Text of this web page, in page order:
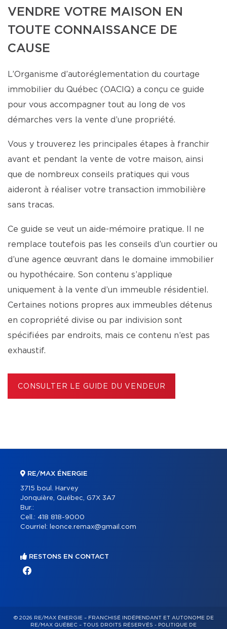
VENDRE VOTRE MAISON EN
TOUTE CONNAISSANCE DE
CAUSE
L’Organisme d’autoréglementation du courtage
immobilier du Québec (OACIQ) a conçu ce guide
pour vous accompagner tout au long de vos
démarches vers la vente d’une propriété.
Vous y trouverez les principales étapes à franchir
avant et pendant la vente de votre maison, ainsi
que de nombreux conseils pratiques qui vous
aideront à réaliser votre transaction immobilière
sans tracas.
Ce guide se veut un aide-mémoire pratique. Il ne
remplace toutefois pas les conseils d’un courtier ou
d’une agence œuvrant dans le domaine immobilier
ou hypothécaire. Son contenu s’applique
uniquement à la vente d’un immeuble résidentiel.
Certaines notions propres aux immeubles détenus
en copropriété divise ou par indivision sont
spécifiées par endroits, mais ce contenu n’est pas
exhaustif.
CONSULTER LE GUIDE DU VENDEUR
RE/MAX ÉNERGIE
3715 boul. Harvey
Jonquière, Québec, G7X 3A7
Bur.:
Cell.: 418 818-9000
Courriel:
leonce.remax@gmail.com
RESTONS EN CONTACT
© 2026 RE/MAX ÉNERGIE – FRANCHISÉ INDÉPENDANT ET AUTONOME DE
RE/MAX QUÉBEC – TOUS DROITS RÉSERVÉS - POLITIQUE DE